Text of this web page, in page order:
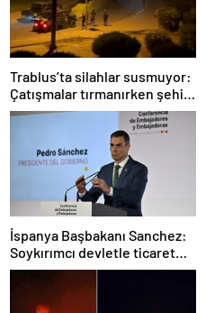
Trablus’ta silahlar susmuyor:
Çatışmalar tırmanırken şehir
alarmda
İspanya Başbakanı Sanchez:
Soykırımcı devletle ticaret
yapmayız